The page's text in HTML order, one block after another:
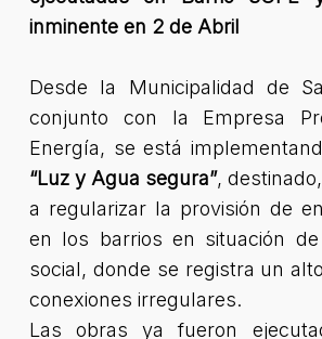
inminente en 2 de Abril
Desde la Municipalidad de
conjunto con la Empresa
Energía, se está
“Luz y Agua segura”,
a regularizar la provisión de
en los barrios en situación de
social, donde se registra un
conexiones irregulares.
Las obras ya fueron